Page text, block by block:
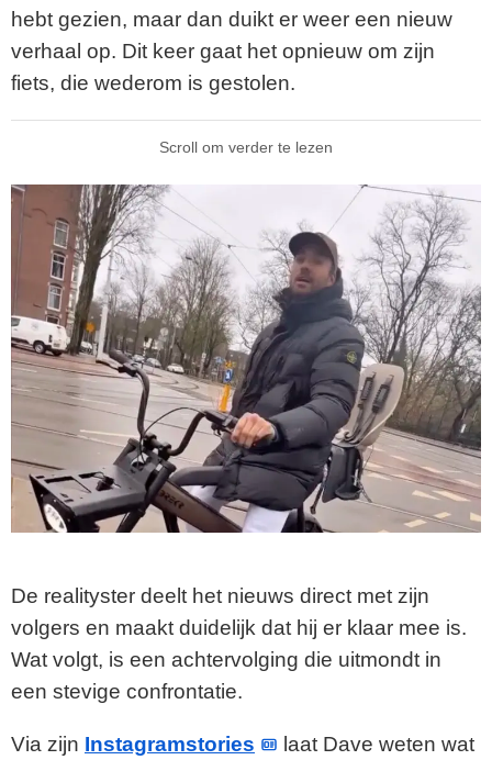
hebt gezien, maar dan duikt er weer een nieuw
verhaal op. Dit keer gaat het opnieuw om zijn
fiets, die wederom is gestolen.
Scroll om verder te lezen
De realityster deelt het nieuws direct met zijn
volgers en maakt duidelijk dat hij er klaar mee is.
Wat volgt, is een achtervolging die uitmondt in
een stevige confrontatie.
Via zijn Instagramstories
laat Dave weten wat